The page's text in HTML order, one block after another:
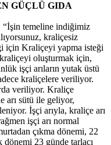
GÜÇLÜ GIDA
“İşin temeline indiğimiz
kraliçesiz
için Kraliçeyi yapma isteği
kraliçeyi oluşturmak için,
işçi arıların yutak üstü
kraliçelere veriliyor.
veriliyor. Kraliçe
arı sütü ile geliyor,
İşçi arıyla, kraliçe arı
işçi arı normal
çıkma dönemi, 22
dönemi 23 günde tarlacı